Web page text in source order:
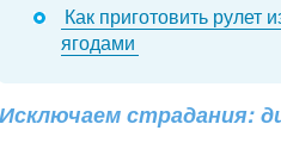
Как приготовить рулет
ягодами
Исключаем страдания: